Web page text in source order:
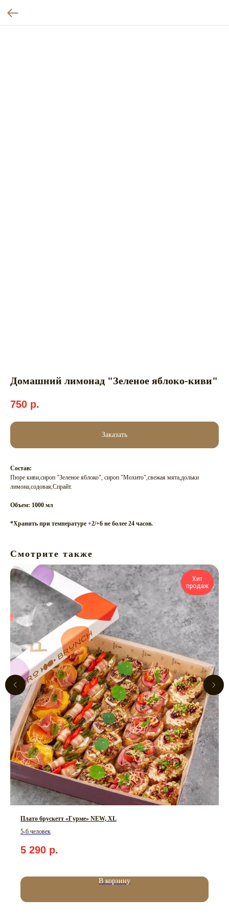
Домашний лимонад "Зеленое яблоко-киви"
750 р.
Заказать
Состав:
Пюре киви,сироп "Зеленое яблоко", сироп "Мохито",свежая мята,дольки
лимона,содовая,Спрайт.
Объем: 1000 мл
*Хранить при температуре +2/+6 не более 24 часов.
Смотрите также
Хит
продаж
Плато брускетт «Гурме» NEW, XL
5-6 человек
5 290 р.
В корзину